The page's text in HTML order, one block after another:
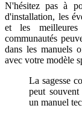
N'hésitez pas à
d'installation, les
et les
communautés
dans les manuels
avec votre modèle
La sagesse
peut
un manuel